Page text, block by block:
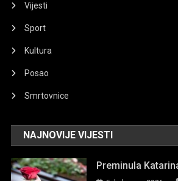
Vijesti
Sport
Kultura
Posao
Smrtovnice
NAJNOVIJE VIJESTI
Preminula